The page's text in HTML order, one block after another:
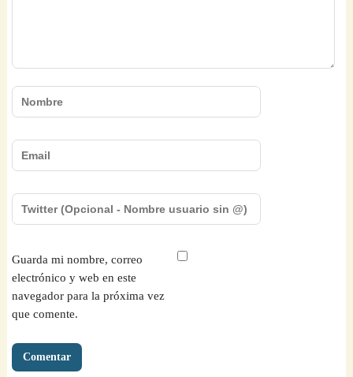
Guarda mi nombre, correo
electrónico y web en este
navegador para la próxima vez
que comente.